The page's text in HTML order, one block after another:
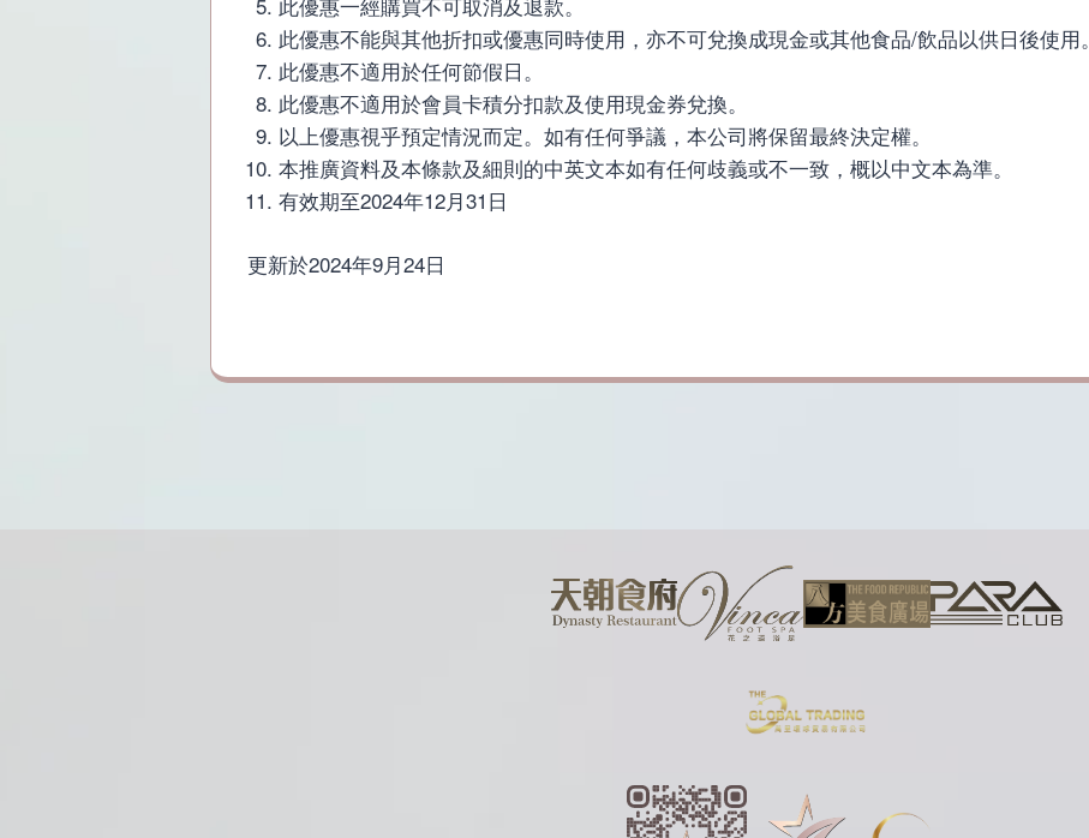
此優惠不能與其他折扣或優惠同時使用，亦不可兌換成現金或其他食品/飲品以供日後使用。
此優惠不適用於任何節假日。
此優惠不適用於會員卡積分扣款及使用現金券兌換。
以上優惠視乎預定情況而定。如有任何爭議，本公司將保留最終決定權。
本推廣資料及本條款及細則的中英文本如有任何歧義或不一致，概以中文本為準。
有效期至2024年12月31日
更新於2024年9月24日